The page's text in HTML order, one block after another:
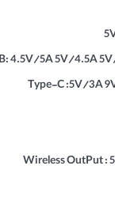
4.5V/5A 5V/4.5A
Type-C :5V/3A
Wireless OutPut